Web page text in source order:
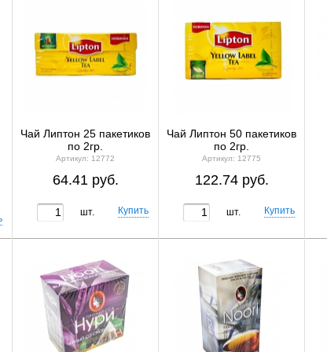
Чай Липтон 25 пакетиков
по 2гр.
Артикул: 12772
64.41 руб.
шт.
Чай Липтон 50 пакетиков
по 2гр.
Артикул: 12775
122.74 руб.
шт.